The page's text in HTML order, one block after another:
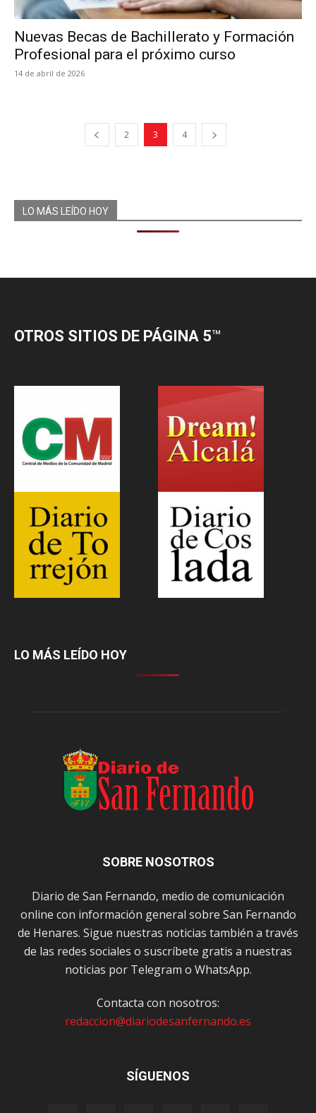
Nuevas Becas de Bachillerato y Formación
Profesional para el próximo curso
14 de abril de 2026
2 3 4
LO MÁS LEÍDO HOY
OTROS SITIOS DE PÁGINA 5™
LO MÁS LEÍDO HOY
SOBRE NOSOTROS
Diario de San Fernando, medio de comunicación
online con información general sobre San Fernando
de Henares. Sigue nuestras noticias también a través
de las redes sociales o suscríbete gratis a nuestras
noticias por Telegram o WhatsApp.
Contacta con nosotros:
redaccion@diariodesanfernando.es
SÍGUENOS